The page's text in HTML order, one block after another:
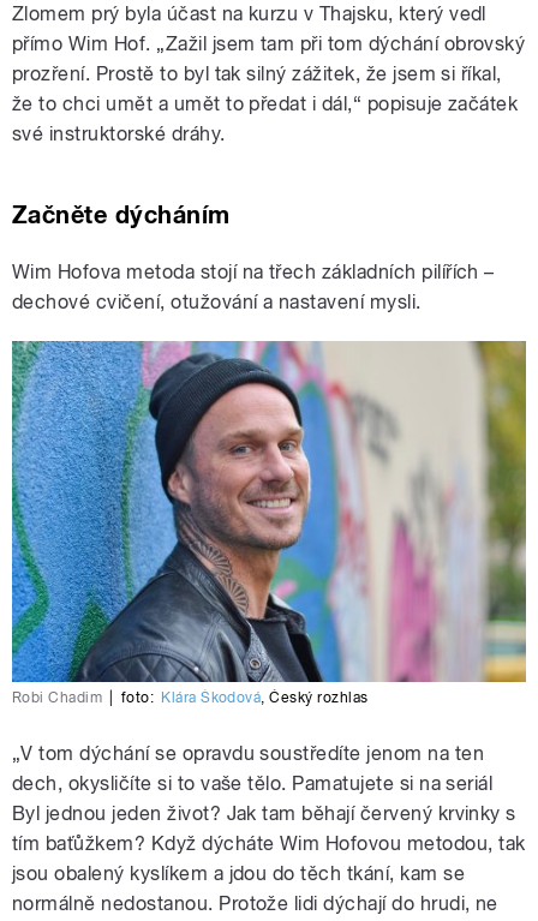
Zlomem prý byla účast na kurzu v Thajsku, který vedl
přímo Wim Hof. „Zažil jsem tam při tom dýchání obrovský
prozření. Prostě to byl tak silný zážitek, že jsem si říkal,
že to chci umět a umět to předat i dál,“ popisuje začátek
své instruktorské dráhy.
Začněte dýcháním
Wim Hofova metoda stojí na třech základních pilířích –
dechové cvičení, otužování a nastavení mysli.
Robi Chadim foto: Klára Škodová,Český rozhlas
„V tom dýchání se opravdu soustředíte jenom na ten
dech, okysličíte si to vaše tělo. Pamatujete si na seriál
Byl jednou jeden život? Jak tam běhají červený krvinky s
tím baťůžkem? Když dýcháte Wim Hofovou metodou, tak
jsou obalený kyslíkem a jdou do těch tkání, kam se
normálně nedostanou. Protože lidi dýchají do hrudi, ne